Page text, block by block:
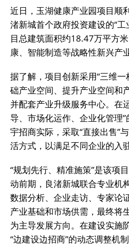
近日，玉湖健康产业园项目顺
渚新城首个政府投资建设的“
目总建筑面积约18.47万平方
康、智能制造等战略性新兴产业
据了解，项目创新采用“三维
础产业空间、提升产业空间和
并配套产业升级服务中心。在
导、市场化运作、企业化管理
宇招商实际，采取“直接出售”
活方式，以满足不同企业的入
“规划先行、精准施策”是该项
动前期，良渚新城联合专业机
数据分析、企业走访、专家论
产业基础和市场供需，最终将
为主导发展方向。在建设实施
“边建设边招商”的动态调整机